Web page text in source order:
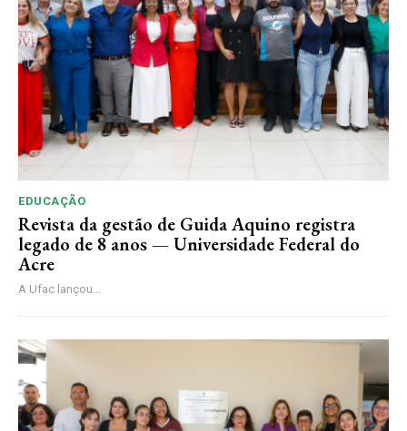
EDUCAÇÃO
Revista da gestão de Guida Aquino registra
legado de 8 anos — Universidade Federal do
Acre
A Ufac lançou...